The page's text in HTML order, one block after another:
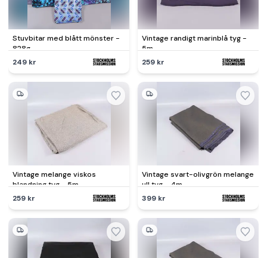
Stuvbitar med blått mönster -
828g
249 kr
Vintage randigt marinblå tyg -
5m
259 kr
Vintage melange viskos
blandning tyg - 5m
259 kr
Vintage svart-olivgrön melange
ull tyg - 4m
399 kr